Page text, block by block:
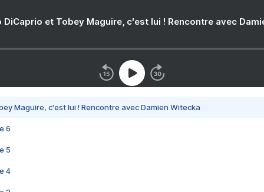
DiCaprio et Tobey Maguire, c'est lui ! Rencontre avec
Maguire, c'est lui ! Rencontre avec Damien Witecka
6
5
4